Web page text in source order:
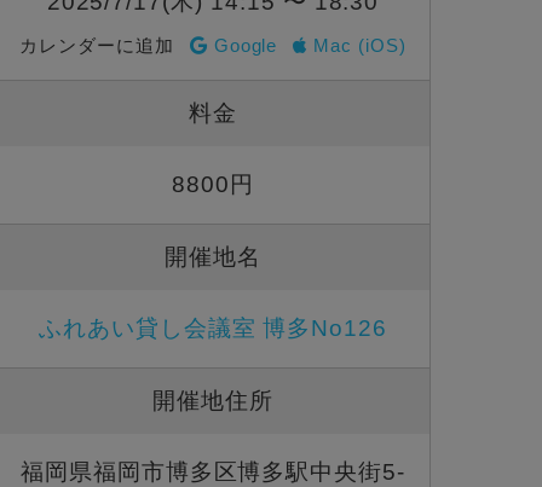
カレンダーに追加 Google Mac (iOS)
料金
8800円
開催地名
ふれあい貸し会議室 博多No126
開催地住所
福岡県福岡市博多区博多駅中央街5-